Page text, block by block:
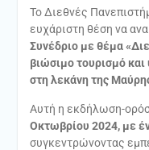
Το Διεθνές
ευχάριστη θέση να
Συνέδριο με θέμα
βιώσιμο τουρισμό και
στη λεκάνη της
Αυτή η εκδήλωση-
Οκτωβρίου 2024, με
συγκεντρώνοντας